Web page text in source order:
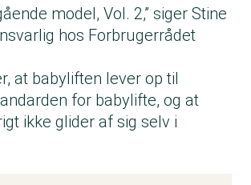
model, Vol. 2,” siger Stine
hos Forbrugerrådet
at babyliften lever op til
for babylifte, og at
ikke glider af sig selv i